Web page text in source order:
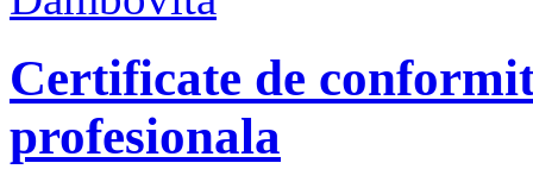
Certificate de
profesionala